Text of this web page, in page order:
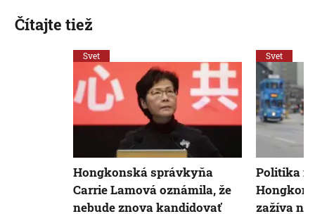
Čítajte tiež
Svet
Hongkonská správkyňa
Carrie Lamová oznámila, že
nebude znova kandidovať
Svet
Politika
zažíva